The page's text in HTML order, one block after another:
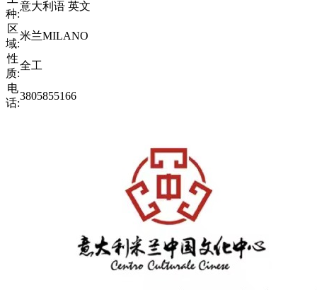
种:
意大利语 英文
区
域:
米兰MILANO
性
质:
全工
电
话:
3805855166